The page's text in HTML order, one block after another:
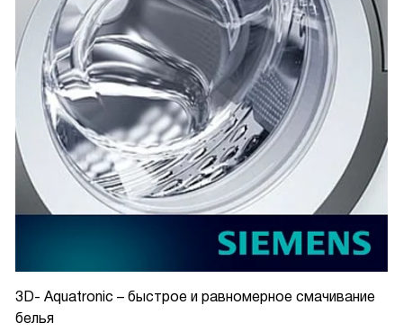
3D- Aquatronic – быстрое и равномерное смачивание
белья